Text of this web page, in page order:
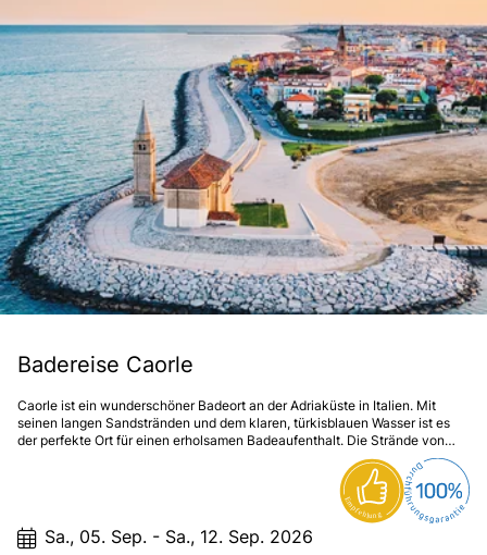
Badereise Caorle
Caorle ist ein wunderschöner Badeort an der Adriaküste in Italien. Mit
seinen langen Sandstränden und dem klaren, türkisblauen Wasser ist es
der perfekte Ort für einen erholsamen Badeaufenthalt. Die Strände von
Caorle bieten alles, was man sich für einen Tag am Meer wünschen
kann. Abseits des Strandes gibt es in Caorle noch viel mehr zu entdecken.
Die charmante Altstadt mit ihren engen Gassen und bunten
Fischerhäusern lädt zum Bummeln und Verweilen ein. Ein weiteres
Highlight in Caorle ist der Leuchtturm, von dem aus man einen
atemberaubenden Blick über die Stadt und das Meer hat. Besonders bei
Sa., 05. Sep. - Sa., 12. Sep. 2026